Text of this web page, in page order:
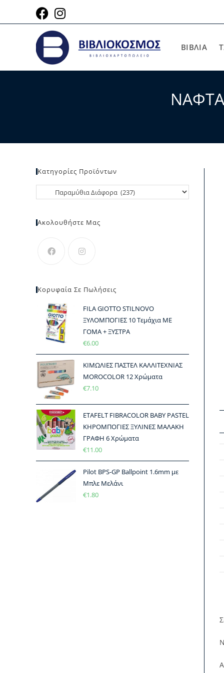
ΒΙΒΛΙΑ
Κατηγορίες Προϊόντων
Ακολουθήστε Μας
Κορυφαία Σε Πωλήσεις
FILA GIOTTO STILNOVO
ΞΥΛΟΜΠΟΓΙΕΣ 10 Τεμάχια ΜΕ
ΓΟΜΑ + ΞΥΣΤΡΑ
€6.00
ΚΙΜΩΛΙΕΣ ΠΑΣΤΕΛ ΚΑΛΛΙΤΕΧΝΙΑΣ
MOROCOLOR 12 Χρώματα
€7.10
ETAFELT FIBRACOLOR BABY PASTEL
ΚΗΡΟΜΠΟΓΙΕΣ ΞΥΛΙΝΕΣ ΜΑΛΑΚΗ
ΓΡΑΦΗ 6 Χρώματα
€11.00
Pilot BPS-GP Ballpoint 1.6mm με
Μπλε Μελάνι
€1.80